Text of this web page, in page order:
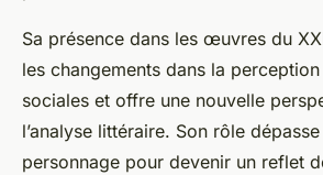
Sa présence dans les œuvres du
les changements dans la
sociales et offre une nouvelle
l’analyse littéraire. Son rôle
personnage pour devenir un reflet